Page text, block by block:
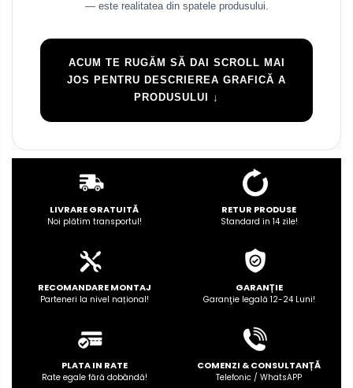
— este realitatea din spatele produsului.
ACUM TE RUGĂM SĂ DAI SCROLL MAI
JOS PENTRU DESCRIEREA GRAFICĂ A
PRODUSULUI ↓
LIVRARE GRATUITĂ
Noi plătim transportul!
RETUR PRODUSE
Standard in 14 zile!
RECOMANDARE MONTAJ
Parteneri la nivel național!
GARANȚIE
Garanţie legală 12-24 Luni!
PLATA IN RATE
Rate egale fără dobândă!
COMENZI & CONSULTANȚĂ
Telefonic / WhatsAPP